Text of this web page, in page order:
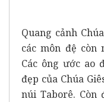
Quang cảnh
các môn đệ
Các ông ước ao
đẹp của Chúa
núi Taborê.